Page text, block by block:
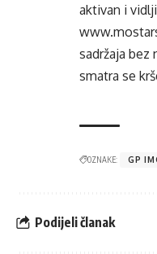
aktivan i
sadržaja bez
smatra se
OZNAKE: GP
Podijeli članak